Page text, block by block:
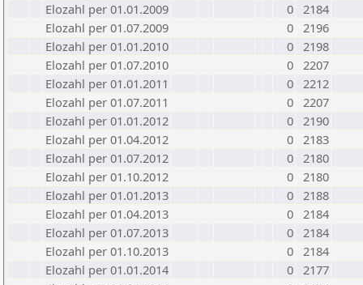
Elozahl per 01.01.2009
0 2184
Elozahl per 01.07.2009
0 2196
Elozahl per 01.01.2010
0 2198
Elozahl per 01.07.2010
0 2207
Elozahl per 01.01.2011
0 2212
Elozahl per 01.07.2011
0 2207
Elozahl per 01.01.2012
0 2190
Elozahl per 01.04.2012
0 2183
Elozahl per 01.07.2012
0 2180
Elozahl per 01.10.2012
0 2180
Elozahl per 01.01.2013
0 2188
Elozahl per 01.04.2013
0 2184
Elozahl per 01.07.2013
0 2184
Elozahl per 01.10.2013
0 2184
Elozahl per 01.01.2014
0 2177